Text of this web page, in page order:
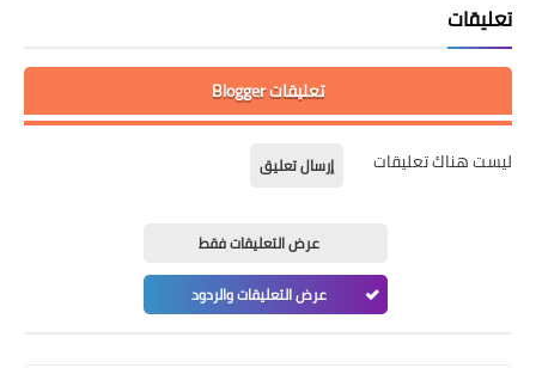
تعليقات
تعليقات Blogger
ليست هناك تعليقات إرسال تعليق
عرض التعليقات فقط
عرض التعليقات والردود